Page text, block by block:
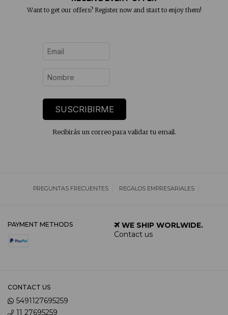
Want to get our offers? Register now and start to enjoy them!
SUSCRIBIRME
Recibirás un correo para validar tu email.
PREGUNTAS FRECUENTES REGALOS EMPRESARIALES
PAYMENT METHODS
WE SHIP WORLWIDE.
Contact us
CONTACT US
5491127695259
11 27695259